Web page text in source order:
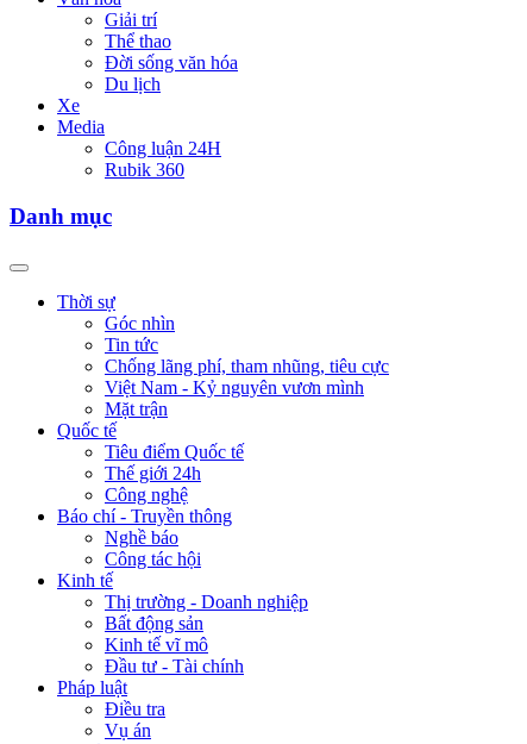
Giải trí
Thể thao
Đời sống văn hóa
Du lịch
Xe
Media
Công luận 24H
Rubik 360
Danh mục
Thời sự
Góc nhìn
Tin tức
Chống lãng phí, tham nhũng, tiêu cực
Việt Nam - Kỷ nguyên vươn mình
Mặt trận
Quốc tế
Tiêu điểm Quốc tế
Thế giới 24h
Công nghệ
Báo chí - Truyền thông
Nghề báo
Công tác hội
Kinh tế
Thị trường - Doanh nghiệp
Bất động sản
Kinh tế vĩ mô
Đầu tư - Tài chính
Pháp luật
Điều tra
Vụ án